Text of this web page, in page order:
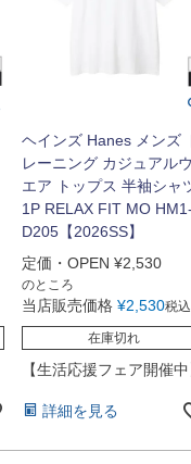
ヘインズ Hanes メンズ
レーニング カジュアルウ
エア トップス 半袖シャ
1P RELAX FIT MO HM1-
D205【2026SS】
定価・OPEN ¥2,530
のところ
当店販売価格 ¥2,530税込
在庫切れ
【生活応援フェア開催中
詳細を見る